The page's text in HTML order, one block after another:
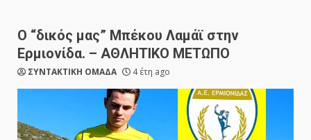
Ο “δικός μας” Μπέκου Λαμάϊ στην
Ερμιονίδα. – ΑΘΛΗΤΙΚΟ ΜΕΤΩΠΟ
ΣΥΝΤΑΚΤΙΚΗ ΟΜΑΔΑ 4 έτη ago